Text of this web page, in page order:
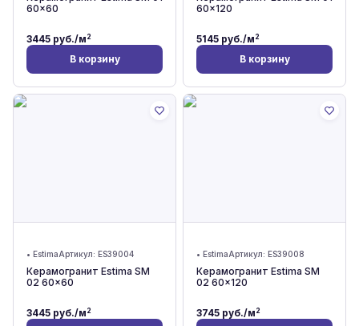
60x60
3445 руб./м2
В корзину
60x120
5145 руб./м2
В корзину
• EstimaАртикул: ES39004
Керамогранит Estima SM
02 60x60
3445 руб./м2
• EstimaАртикул: ES39008
Керамогранит Estima SM
02 60x120
3745 руб./м2